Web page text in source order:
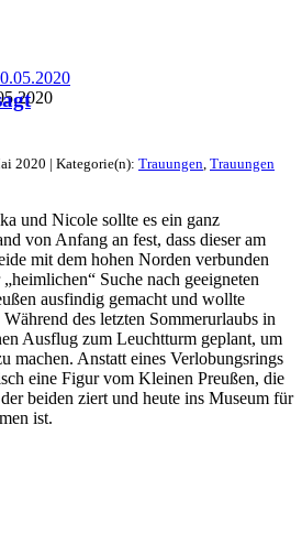
2020 | Kategorie(n): Trauungen, Trauungen
und Nicole sollte es ein ganz
von Anfang an fest, dass dieser am
mit dem hohen Norden verbunden
Suche nach geeigneten
ausfindig gemacht und wollte
des letzten Sommerurlaubs in
Ausflug zum Leuchtturm geplant, um
machen. Anstatt eines Verlobungsrings
eine Figur vom Kleinen Preußen, die
beiden ziert und heute ins Museum für
ist.